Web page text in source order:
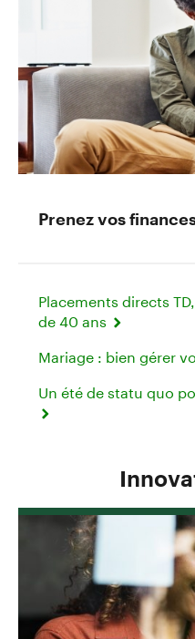
Prenez vos
Placements directs
de 40 ans
Mariage : bien gérer
Un été de statu quo